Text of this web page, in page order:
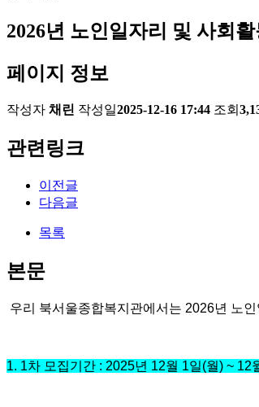
2026년 노인일자리 및 사회
페이지 정보
작성자 채린 작성일2025-12-16 17:44 조회
관련링크
이전글
다음글
목록
본문
우리 북서울종합복지관에서는 2026년 노
1. 1차 모집기간 : 2025년 12월 1일(월) ~ 12